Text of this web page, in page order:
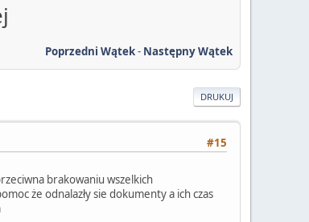
Poprzedni Wątek- Następny Wątek
DRUKUJ
#15
brakowaniu wszelkich
że odnalazły sie dokumenty a ich czas